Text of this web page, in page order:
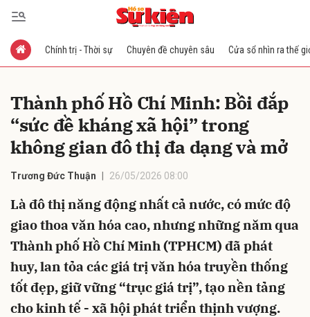
Chính trị - Thời sự Chuyên đề chuyên sâu Cửa sổ nhìn ra thế
Thành phố Hồ Chí Minh: Bồi đắp
“sức đề kháng xã hội” trong
không gian đô thị đa dạng và mở
Trương Đức Thuận 26/05/2026 08:00
Là đô thị năng động nhất cả nước, có mức độ
giao thoa văn hóa cao, nhưng những năm qua
Thành phố Hồ Chí Minh (TPHCM) đã phát
huy, lan tỏa các giá trị văn hóa truyền thống
tốt đẹp, giữ vững “trục giá trị”, tạo nền tảng
cho kinh tế - xã hội phát triển thịnh vượng.
Gửi bình luận
Hủy Gửi